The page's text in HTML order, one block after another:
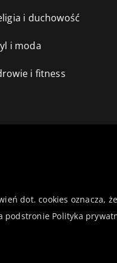
i duchowość
i moda
i fitness
dot. cookies oznacza,
podstronie Polityka